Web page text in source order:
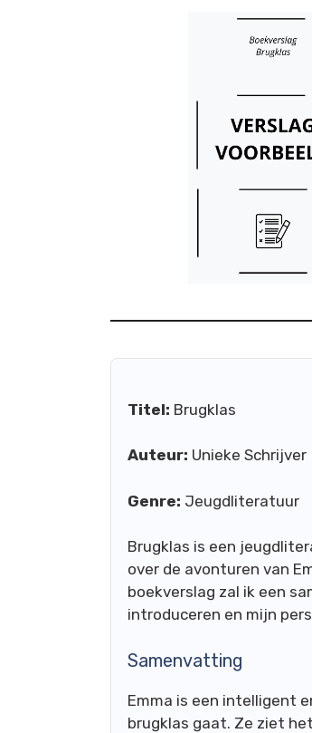
Titel: Brugklas
Auteur: Unieke Schrijver
Genre: Jeugdliteratuur
Brugklas is een
over de avonturen van
boekverslag zal ik een
introduceren en mijn
Samenvatting
Emma is een intelligent
brugklas gaat. Ze ziet